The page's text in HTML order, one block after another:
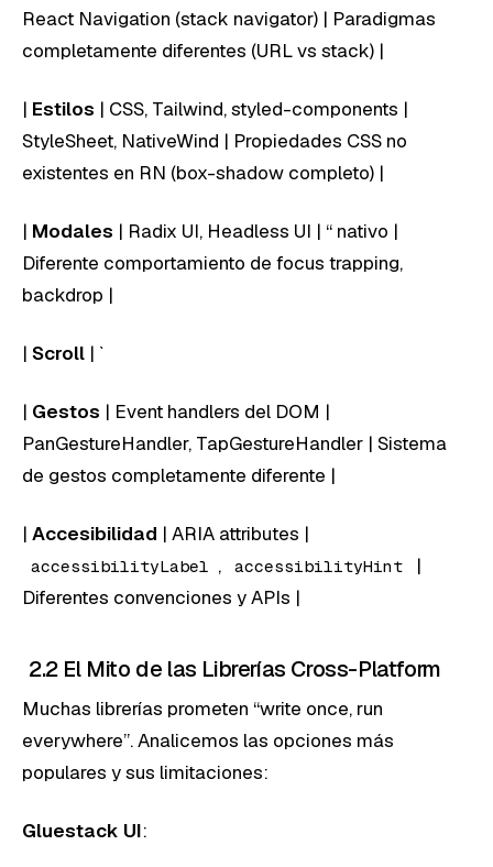
React Navigation (stack navigator) | Paradigmas
completamente diferentes (URL vs stack) |
| Estilos | CSS, Tailwind, styled-components |
StyleSheet, NativeWind | Propiedades CSS no
existentes en RN (box-shadow completo) |
| Modales | Radix UI, Headless UI | “ nativo |
Diferente comportamiento de focus trapping,
backdrop |
| Scroll | `
| Gestos | Event handlers del DOM |
PanGestureHandler, TapGestureHandler | Sistema
de gestos completamente diferente |
| Accesibilidad | ARIA attributes |
accessibilityLabel , accessibilityHint
|
Diferentes convenciones y APIs |
2.2 El Mito de las Librerías Cross-Platform
Muchas librerías prometen “write once, run
everywhere”. Analicemos las opciones más
populares y sus limitaciones:
Gluestack UI: